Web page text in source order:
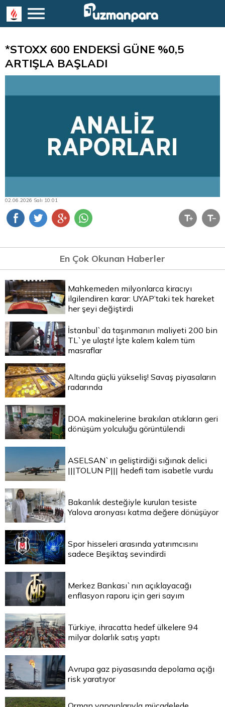
*STOXX 600 ENDEKSİ GÜNE %0,5
ARTIŞLA BAŞLADI
02.06.2026 Salı 10:01
En Çok Okunan Haberler
Mahkemeden milyonlarca kiracıyı
ilgilendiren karar: UYAP’taki tek hareket
her şeyi değiştirdi
İstanbul`da taşınmanın maliyeti 200 bin
TL`ye ulaştı! İşte kalem kalem tüm
masraflar
Altında güçlü yükseliş! Savaş piyasaların
radarında
DOA makinelerine bırakılan atıkların geri
dönüşüm yolculuğu görüntülendi
ASELSAN`ın geliştirdiği sığınak delici
|||TOLUN P||| hedefi tam isabetle vurdu
Bakanlık desteğiyle kurulan tesiste
Yalova aronyası katma değere dönüşüyor
Spor hisseleri arasında yatırımcısını
sadece Beşiktaş sevindirdi
Merkez Bankası`nın açıklayacağı
enflasyon raporu için geri sayım
Türkiye, ihracatta hedef ülkelere 94
milyar dolarlık satış yaptı
Avrupa gaz piyasasında depolama açığı
risk yaratıyor